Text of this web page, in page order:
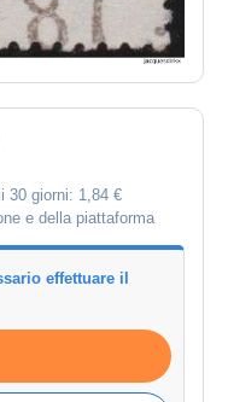
30 giorni: 1,84 €
e della piattaforma
effettuare il